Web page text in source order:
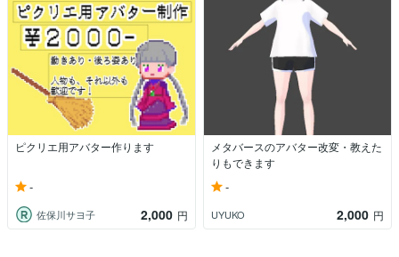
ピクリエ用アバター作ります
-
佐保川サヨ子 2,000 円
メタバースのアバター改変・教えた
りもできます
-
UYUKO 2,000 円